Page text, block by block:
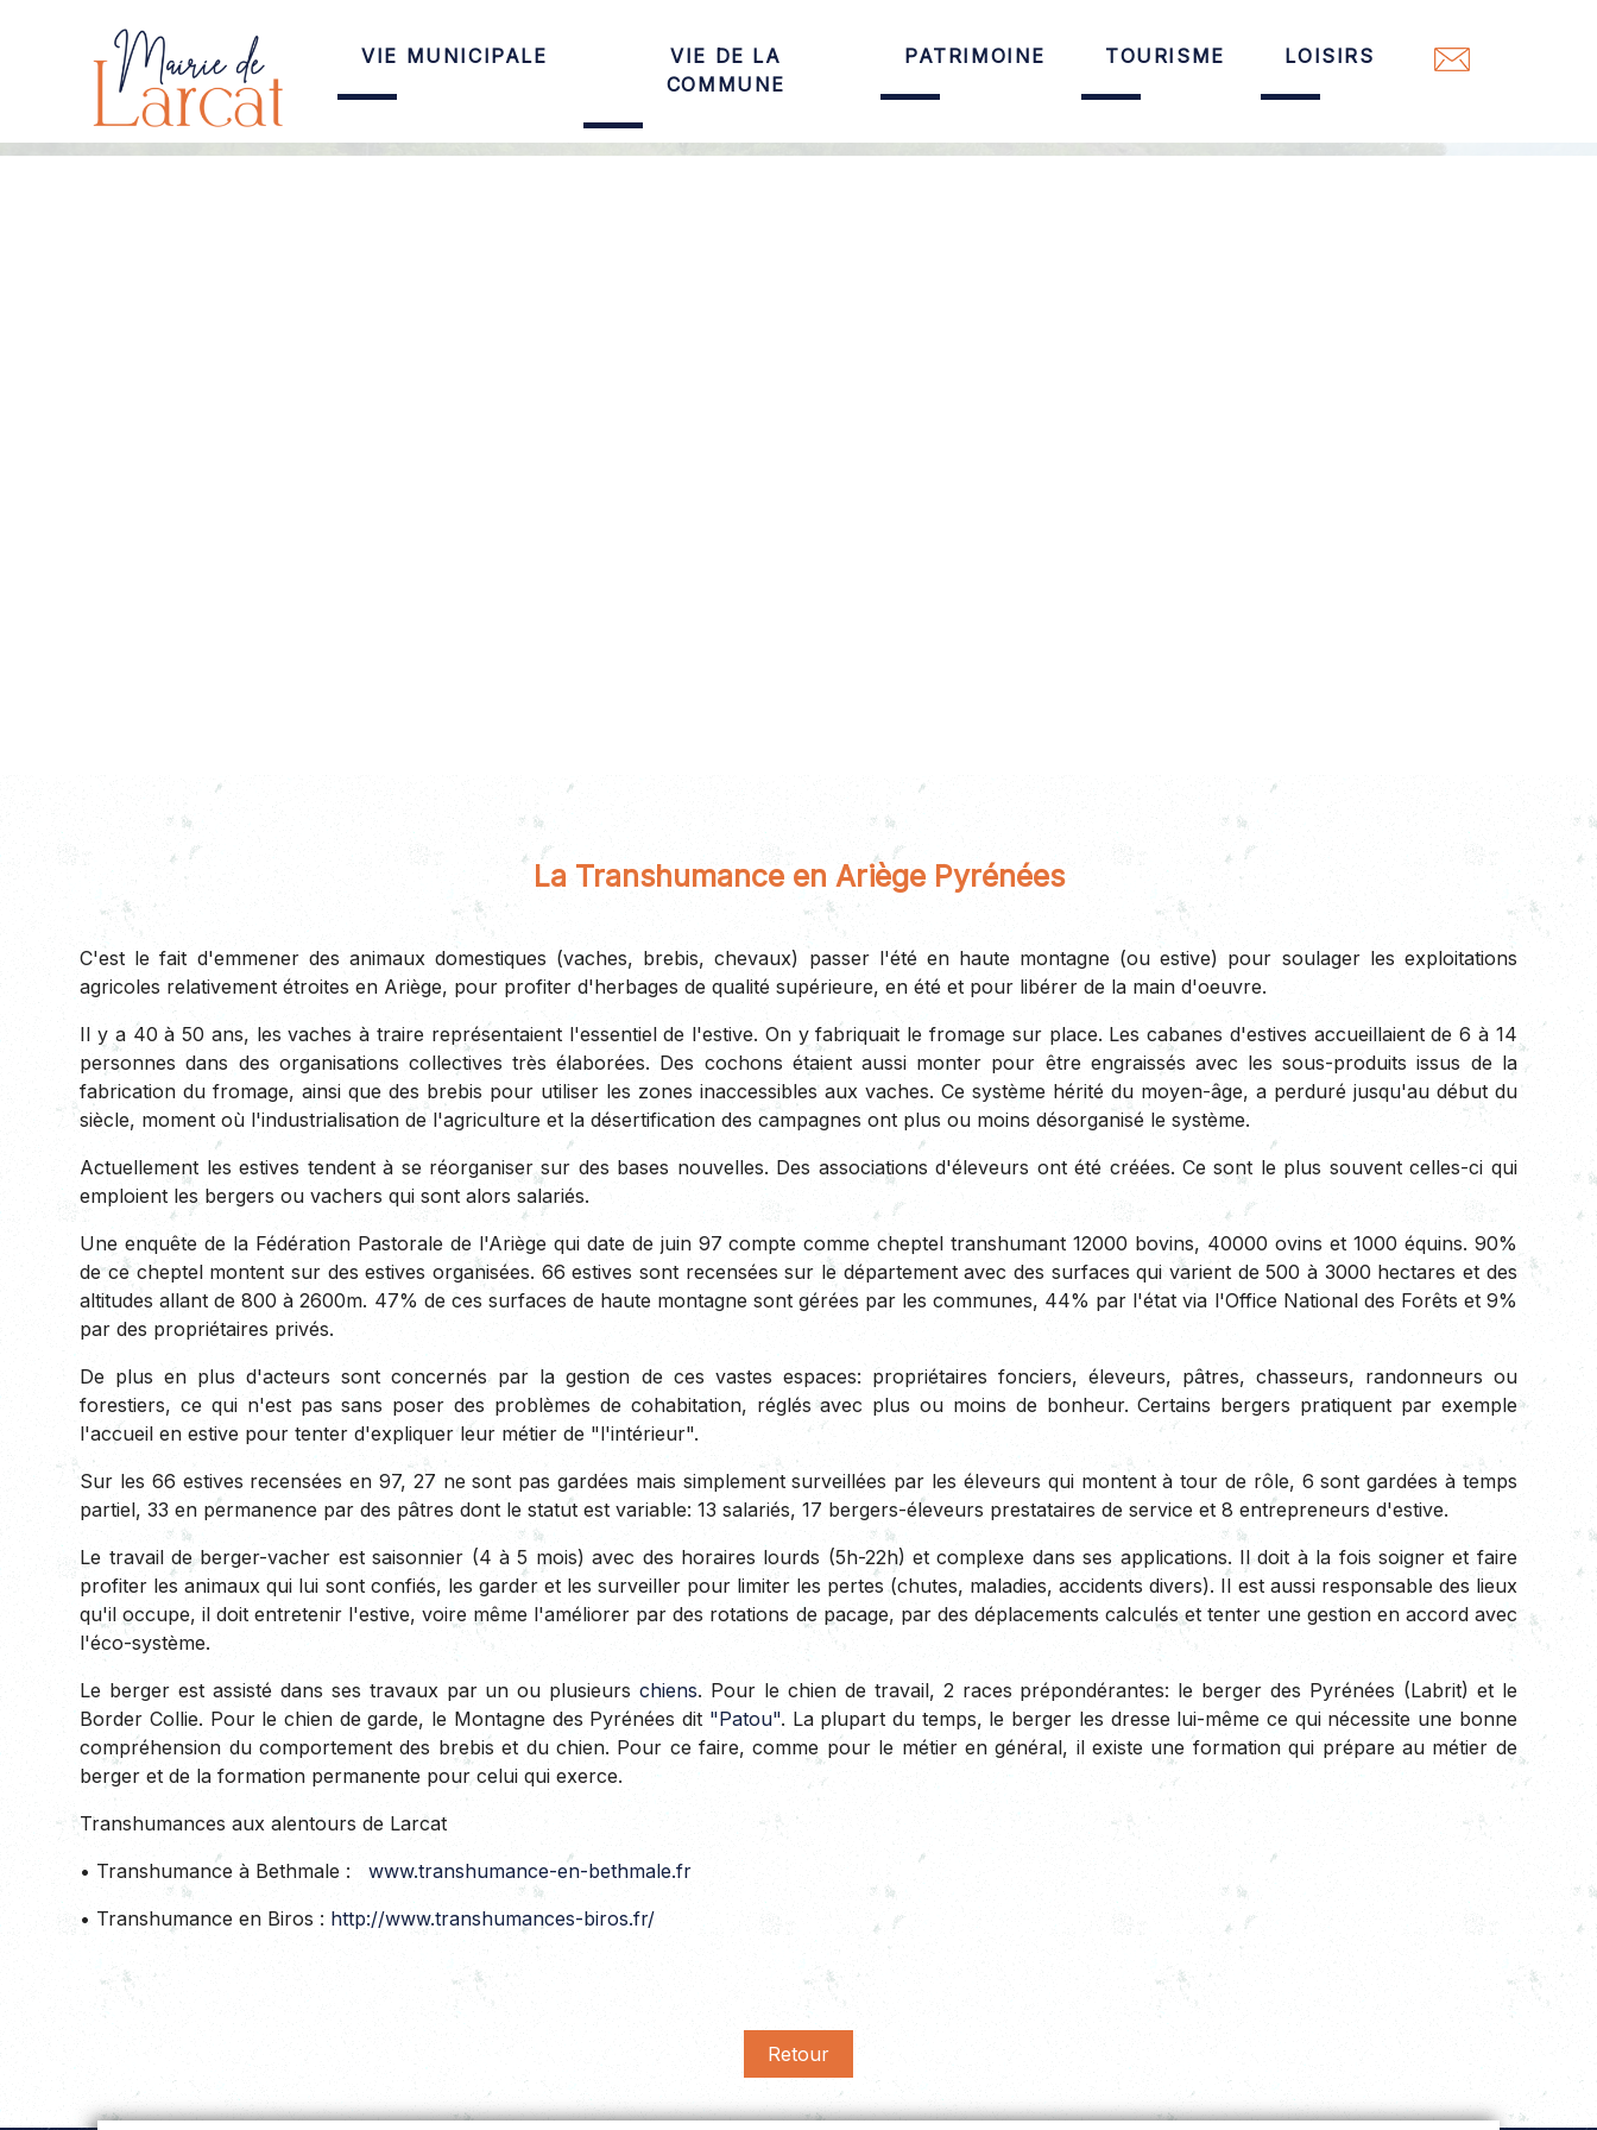
VIE MUNICIPALE
VIE DE LA
COMMUNE
PATRIMOINE TOURISME LOISIRS
La Transhumance en Ariège Pyrénées
C'est le fait d'emmener des animaux domestiques (vaches, brebis, chevaux) passer l'été en haute montagne (ou estive) pour soulager les exploitations
agricoles relativement étroites en Ariège, pour profiter d'herbages de qualité supérieure, en été et pour libérer de la main d'oeuvre.
Il y a 40 à 50 ans, les vaches à traire représentaient l'essentiel de l'estive. On y fabriquait le fromage sur place. Les cabanes d'estives accueillaient de 6 à 14
personnes dans des organisations collectives très élaborées. Des cochons étaient aussi monter pour être engraissés avec les sous-produits issus de la
fabrication du fromage, ainsi que des brebis pour utiliser les zones inaccessibles aux vaches. Ce système hérité du moyen-âge, a perduré jusqu'au début du
siècle, moment où l'industrialisation de l'agriculture et la désertification des campagnes ont plus ou moins désorganisé le système.
Actuellement les estives tendent à se réorganiser sur des bases nouvelles. Des associations d'éleveurs ont été créées. Ce sont le plus souvent celles-ci qui
emploient les bergers ou vachers qui sont alors salariés.
Une enquête de la Fédération Pastorale de l'Ariège qui date de juin 97 compte comme cheptel transhumant 12000 bovins, 40000 ovins et 1000 équins. 90%
de ce cheptel montent sur des estives organisées. 66 estives sont recensées sur le département avec des surfaces qui varient de 500 à 3000 hectares et des
altitudes allant de 800 à 2600m. 47% de ces surfaces de haute montagne sont gérées par les communes, 44% par l'état via l'Office National des Forêts et 9%
par des propriétaires privés.
De plus en plus d'acteurs sont concernés par la gestion de ces vastes espaces: propriétaires fonciers, éleveurs, pâtres, chasseurs, randonneurs ou
forestiers, ce qui n'est pas sans poser des problèmes de cohabitation, réglés avec plus ou moins de bonheur. Certains bergers pratiquent par exemple
l'accueil en estive pour tenter d'expliquer leur métier de "l'intérieur".
Sur les 66 estives recensées en 97, 27 ne sont pas gardées mais simplement surveillées par les éleveurs qui montent à tour de rôle, 6 sont gardées à temps
partiel, 33 en permanence par des pâtres dont le statut est variable: 13 salariés, 17 bergers-éleveurs prestataires de service et 8 entrepreneurs d'estive.
Le travail de berger-vacher est saisonnier (4 à 5 mois) avec des horaires lourds (5h-22h) et complexe dans ses applications. Il doit à la fois soigner et faire
profiter les animaux qui lui sont confiés, les garder et les surveiller pour limiter les pertes (chutes, maladies, accidents divers). Il est aussi responsable des lieux
qu'il occupe, il doit entretenir l'estive, voire même l'améliorer par des rotations de pacage, par des déplacements calculés et tenter une gestion en accord avec
l'éco-système.
Le berger est assisté dans ses travaux par un ou plusieurschiens. Pour le chien de travail, 2 races prépondérantes: le berger des Pyrénées (Labrit) et le
Border Collie. Pour le chien de garde, le Montagne des Pyrénées dit "Patou". La plupart du temps, le berger les dresse lui-même ce qui nécessite une bonne
compréhension du comportement des brebis et du chien. Pour ce faire, comme pour le métier en général, il existe une formation qui prépare au métier de
berger et de la formation permanente pour celui qui exerce.
Transhumances aux alentours de Larcat
• Transhumance à Bethmale :
www.transhumance-en-bethmale.fr
• Transhumance en Biros : http://www.transhumances-biros.fr/
Retour